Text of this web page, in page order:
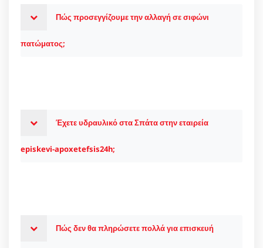
Πώς προσεγγίζουμε την αλλαγή σε σιφώνι
πατώματος;
Έχετε υδραυλικό στα Σπάτα στην εταιρεία
episkevi-apoxetefsis24h;
Πώς δεν θα πληρώσετε πολλά για επισκευή